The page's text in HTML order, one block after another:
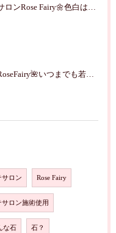
那須塩原市エステRoseFairy🌺いつまでも若々しく綺麗に💝
サロン Rose Fairy
サロン施術使用
な石 石？